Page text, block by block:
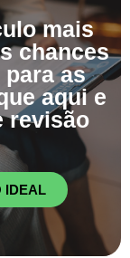
mais
chances
para as
aqui e
revisão
IDEAL